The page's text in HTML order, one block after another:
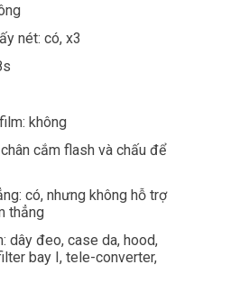
nét: có, x3
không
cắm flash và chấu để
có, nhưng không hỗ trợ
thẳng
dây đeo, case da, hood,
bay I, tele-converter,